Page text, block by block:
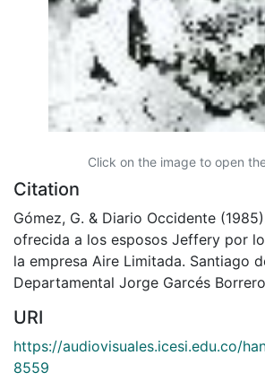
Click on the image to open
Citation
Gómez, G. & Diario Occidente
ofrecida a los esposos Jeffery por
la empresa Aire Limitada. Santiago
Departamental Jorge Garcés
URI
https://audiovisuales.icesi.edu.co/
8559